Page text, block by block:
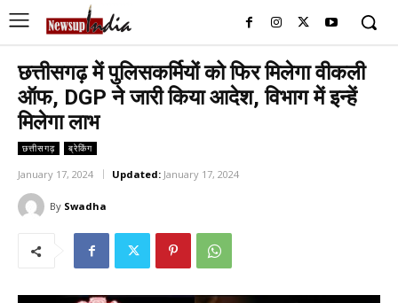
छत्तीसगढ़ में पुलिसकर्मियों को फिर मिलेगा वीकली
ऑफ, DGP ने जारी किया आदेश, विभाग में इन्हें
मिलेगा लाभ
छत्तीसगढ़ ब्रेकिंग
January 17, 2024 Updated: January 17, 2024
By Swadha